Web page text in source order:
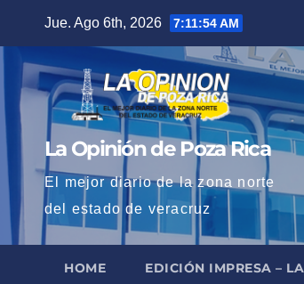
contenido
Jue. Ago 6th, 2026 7:11:56 AM
La Opinión de Poza Rica
El mejor diario de la zona norte
del estado de veracruz
HOME EDICIÓN IMPRESA –